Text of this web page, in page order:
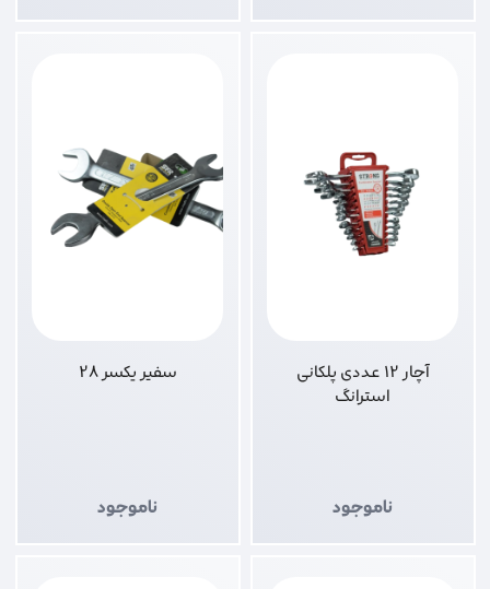
آچار 12 عددی پلکانی
استرانگ
ناموجود
سفیر یکسر 28
ناموجود